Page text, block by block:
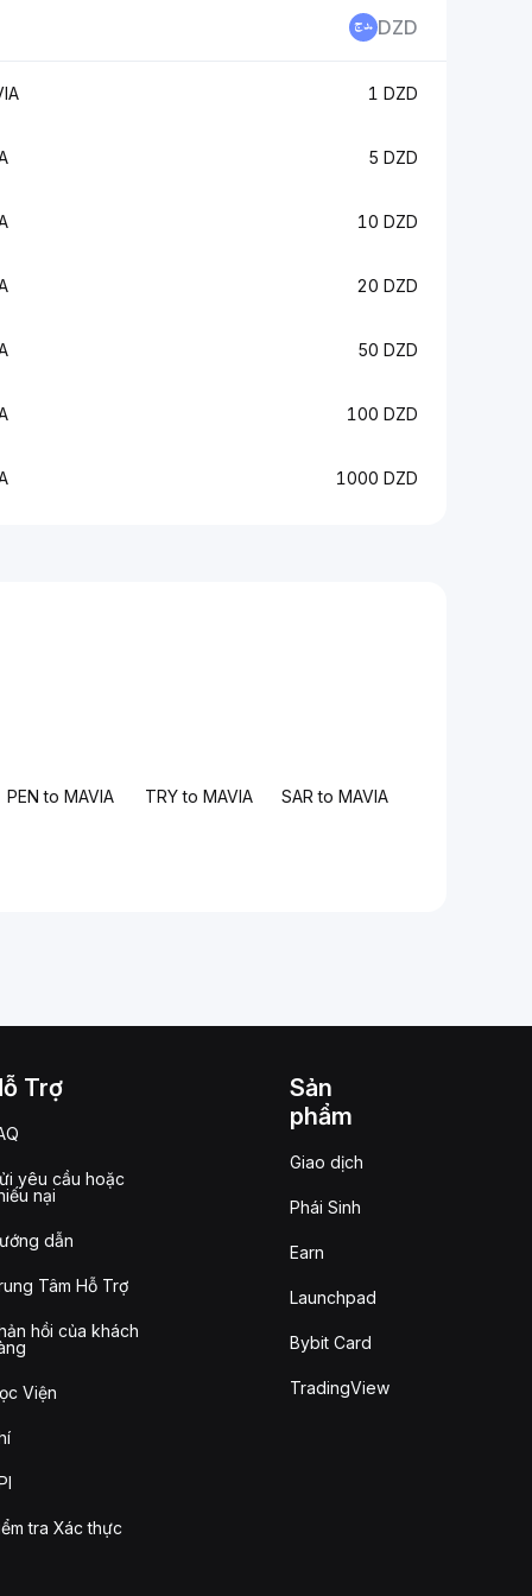
DZD
1 DZD
5 DZD
10 DZD
20 DZD
50 DZD
100 DZD
1000 DZD
PEN to MAVIA TRY to MAVIA SAR to MAVIA
Trợ
yêu cầu hoặc
nại
dẫn
Tâm Hỗ Trợ
hồi của khách
Viện
tra Xác thực
Sản
phẩm
Giao dịch
Phái Sinh
Earn
Launchpad
Bybit Card
TradingView